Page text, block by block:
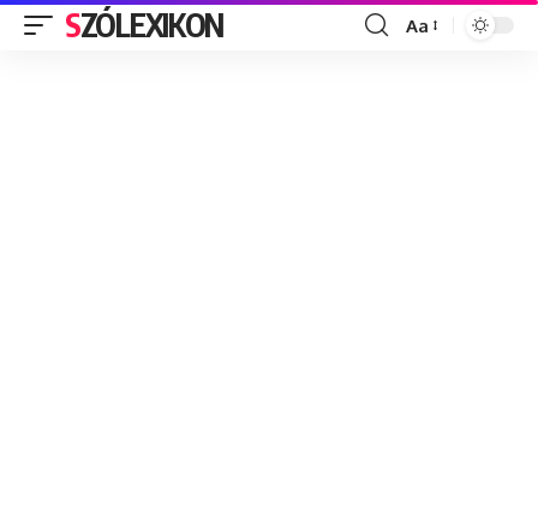
SZÓLEXIKON
Font
Aa